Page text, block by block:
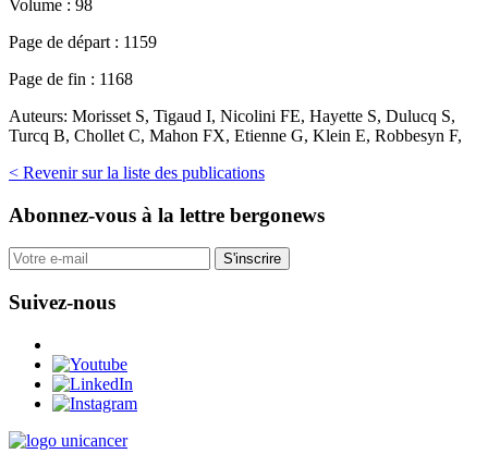
Volume : 98
Page de départ : 1159
Page de fin : 1168
Auteurs: Morisset S, Tigaud I, Nicolini FE, Hayette S, Dulucq S,
Turcq B, Chollet C, Mahon FX, Etienne G, Klein E, Robbesyn F,
< Revenir sur la liste des publications
Abonnez-vous à la lettre bergonews
S'inscrire
Suivez-nous